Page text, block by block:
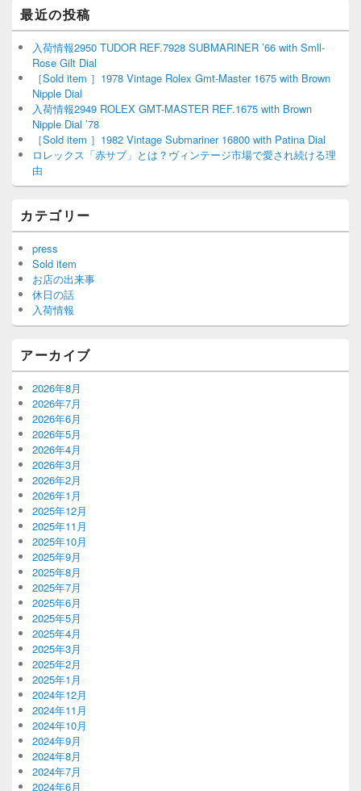
最近の投稿
入荷情報2950 TUDOR REF.7928 SUBMARINER ’66 with Smll-
Rose Gilt Dial
［Sold item ］1978 Vintage Rolex Gmt-Master 1675 with Brown
Nipple Dial
入荷情報2949 ROLEX GMT-MASTER REF.1675 with Brown
Nipple Dial ’78
［Sold item ］1982 Vintage Submariner 16800 with Patina Dial
ロレックス「赤サブ」とは？ヴィンテージ市場で愛され続ける理
由
カテゴリー
press
Sold item
お店の出来事
休日の話
入荷情報
アーカイブ
2026年8月
2026年7月
2026年6月
2026年5月
2026年4月
2026年3月
2026年2月
2026年1月
2025年12月
2025年11月
2025年10月
2025年9月
2025年8月
2025年7月
2025年6月
2025年5月
2025年4月
2025年3月
2025年2月
2025年1月
2024年12月
2024年11月
2024年10月
2024年9月
2024年8月
2024年7月
2024年6月